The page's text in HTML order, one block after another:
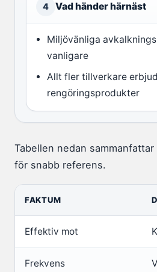
4 Vad händer härnäst
Miljövänliga
vanligare
Allt fler tillverkare
rengöringsprodukter
Tabellen nedan
för snabb referens.
FAKTUM
Effektiv mot
Frekvens